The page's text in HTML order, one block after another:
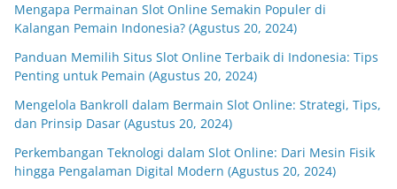
Mengapa Permainan Slot Online Semakin Populer di
Kalangan Pemain Indonesia? (Agustus 20, 2024)
Panduan Memilih Situs Slot Online Terbaik di Indonesia: Tips
Penting untuk Pemain (Agustus 20, 2024)
Mengelola Bankroll dalam Bermain Slot Online: Strategi, Tips,
dan Prinsip Dasar (Agustus 20, 2024)
Perkembangan Teknologi dalam Slot Online: Dari Mesin Fisik
hingga Pengalaman Digital Modern (Agustus 20, 2024)